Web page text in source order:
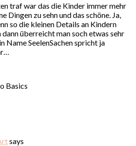
traf war das die Kinder immer mehr
Dingen zu sehn und das schöne. Ja,
so die kleinen Details an Kindern
überreicht man soch etwas sehr
Name SeelenSachen spricht ja
Basics
says